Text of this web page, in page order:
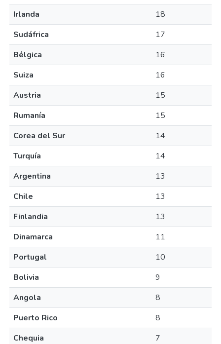
Irlanda
18
Sudáfrica
17
Bélgica
16
Suiza
16
Austria
15
Rumanía
15
Corea del Sur
14
Turquía
14
Argentina
13
Chile
13
Finlandia
13
Dinamarca
11
Portugal
10
Bolivia
9
Angola
8
Puerto Rico
8
Chequia
7